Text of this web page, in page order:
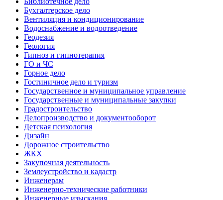
Бухгалтерское дело
Вентиляция и кондиционирование
Водоснабжение и водоотведение
Геодезия
Геология
Гипноз и гипнотерапия
ГО и ЧС
Горное дело
Гостиничное дело и туризм
Государственное и муниципальное управление
Государственные и муниципальные закупки
Градостроительство
Делопроизводство и документооборот
Детская психология
Дизайн
Дорожное строительство
ЖКХ
Закупочная деятельность
Землеустройство и кадастр
Инженерам
Инженерно-технические работники
Инженерные изыскания